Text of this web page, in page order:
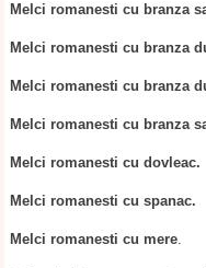
Melci romanesti cu branza
Melci romanesti cu branza
Melci romanesti cu branza
Melci romanesti cu branza
Melci romanesti cu dovleac.
Melci romanesti cu spanac.
Melci romanesti cu mere.